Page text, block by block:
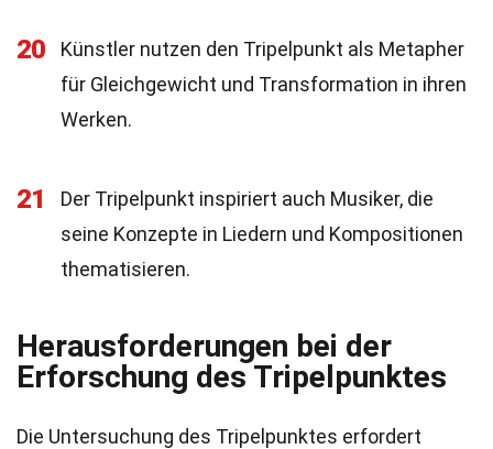
20
Künstler nutzen den Tripelpunkt als Metapher
für Gleichgewicht und Transformation in ihren
Werken.
21
Der Tripelpunkt inspiriert auch Musiker, die
seine Konzepte in Liedern und Kompositionen
thematisieren.
Herausforderungen bei der
Erforschung des Tripelpunktes
Die Untersuchung des Tripelpunktes erfordert